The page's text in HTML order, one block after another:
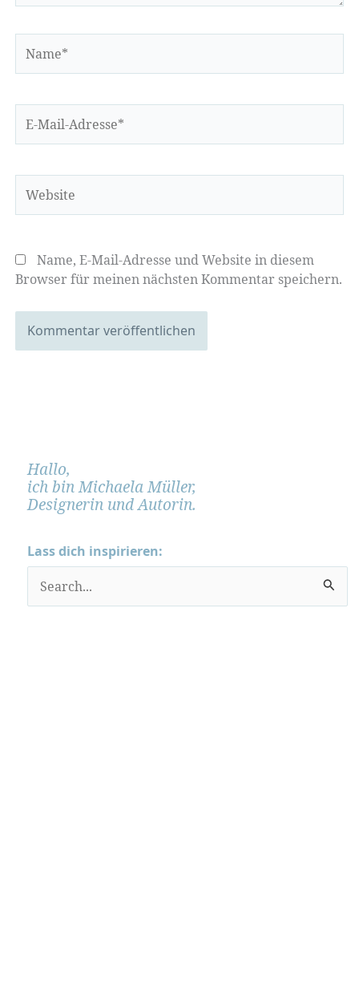
Mail-
Name, E-Mail-Adresse und Website in diesem
Browser für meinen nächsten Kommentar speichern.
Hallo,
ich bin Michaela Müller,
Designerin und Autorin.
Lass dich inspirieren:
u